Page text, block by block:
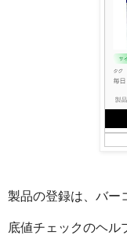
製品の登録は、バー
底値チェックのヘル